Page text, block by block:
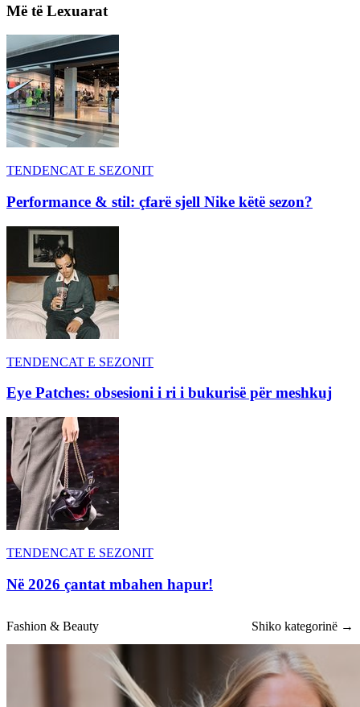
Më të Lexuarat
TENDENCAT E SEZONIT
Performance & stil: çfarë sjell Nike këtë sezon?
TENDENCAT E SEZONIT
Eye Patches: obsesioni i ri i bukurisë për meshkuj
TENDENCAT E SEZONIT
Në 2026 çantat mbahen hapur!
Fashion & Beauty Shiko kategorinë →